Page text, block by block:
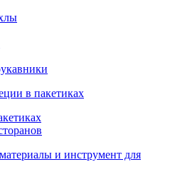
в пакетиках
и инструмент для